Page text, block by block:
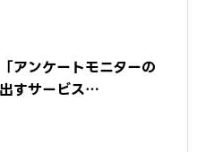
アンケートモニターの
すサービス…